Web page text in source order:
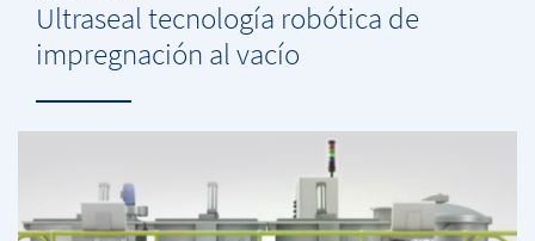
Ultraseal tecnología robótica de
impregnación al vacío